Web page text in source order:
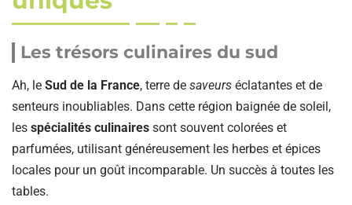
Les trésors culinaires du sud
Ah, le Sud de la France, terre de saveurs éclatantes et de
senteurs inoubliables. Dans cette région baignée de soleil,
les spécialités culinaires sont souvent colorées et
parfumées, utilisant généreusement les herbes et épices
locales pour un goût incomparable. Un succès à toutes les
tables.